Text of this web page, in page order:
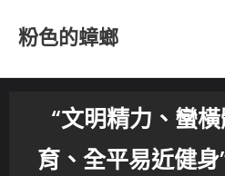
粉色的蟑螂
“文明精力、蠻
育、全平易近健